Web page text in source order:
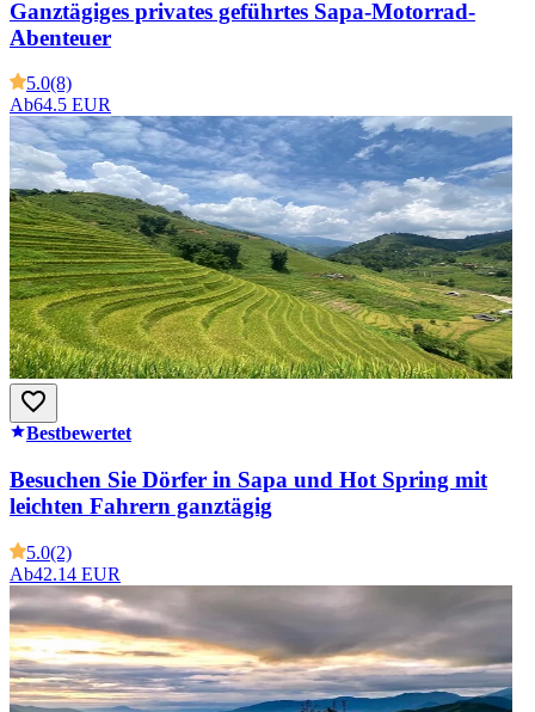
Ganztägiges privates geführtes Sapa-Motorrad-
Abenteuer
5.0(8)
Ab64.5 EUR
Bestbewertet
Besuchen Sie Dörfer in Sapa und Hot Spring mit
leichten Fahrern ganztägig
5.0(2)
Ab42.14 EUR